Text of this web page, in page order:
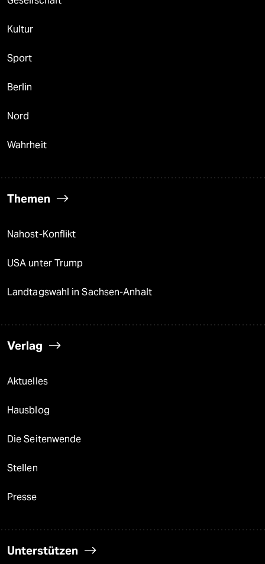
Kultur
Sport
Berlin
Nord
Wahrheit
Themen
Nahost-Konflikt
USA unter Trump
Landtagswahl in Sachsen-Anhalt
Verlag
Aktuelles
Hausblog
Die Seitenwende
Stellen
Presse
Unterstützen